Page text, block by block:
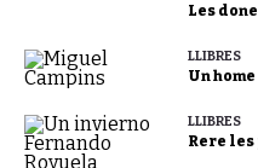
Les
LLIBRES
Un
LLIBRES
Rere les